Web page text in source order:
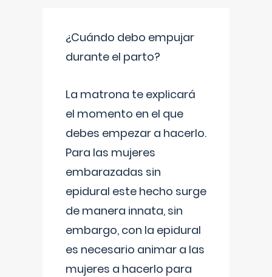
¿Cuándo debo empujar
durante el parto?
La matrona te explicará
el momento en el que
debes empezar a hacerlo.
Para las mujeres
embarazadas sin
epidural este hecho surge
de manera innata, sin
embargo, con la epidural
es necesario animar a las
mujeres a hacerlo para